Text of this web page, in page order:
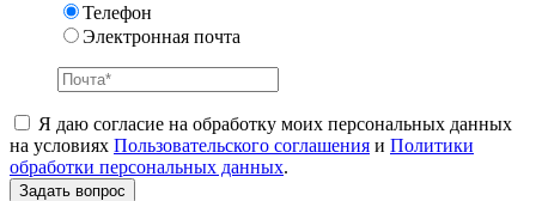
Телефон
Электронная почта
Я даю согласие на обработку моих персональных данных
на условиях Пользовательского соглашения и Политики
обработки персональных данных.